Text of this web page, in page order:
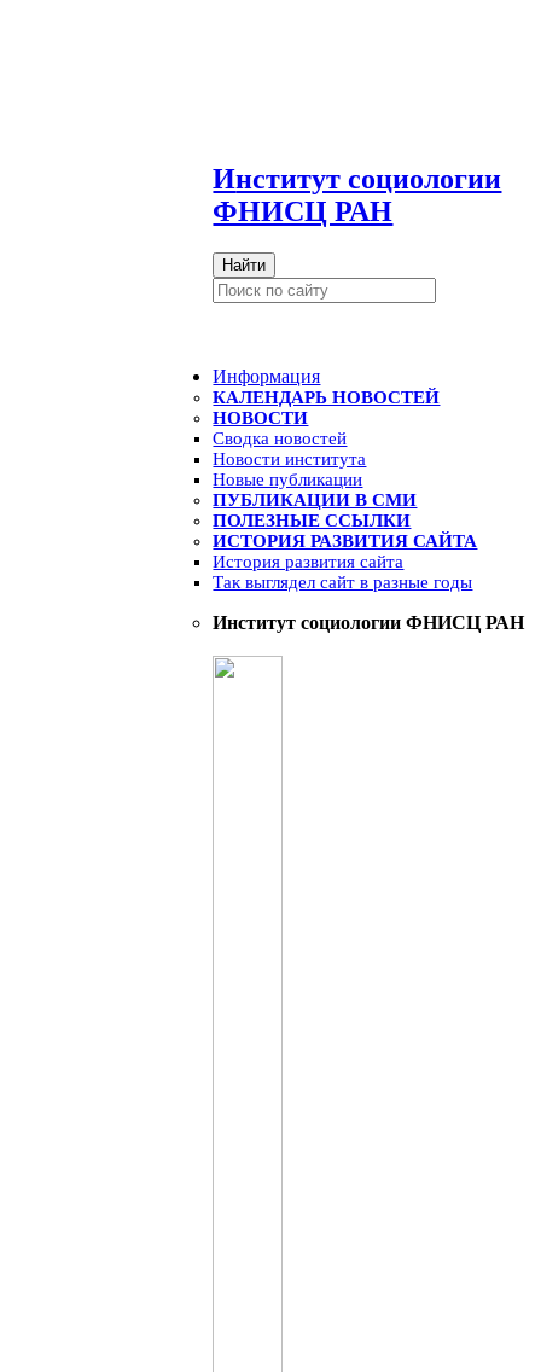
Институт социологии
ФНИСЦ РАН
Найти
Информация
КАЛЕНДАРЬ НОВОСТЕЙ
НОВОСТИ
Сводка новостей
Новости института
Новые публикации
ПУБЛИКАЦИИ В СМИ
ПОЛЕЗНЫЕ ССЫЛКИ
ИСТОРИЯ РАЗВИТИЯ САЙТА
История развития сайта
Так выглядел сайт в разные годы
Институт социологии ФНИСЦ РАН